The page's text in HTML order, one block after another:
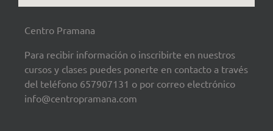
Centro Pramana
Para recibir información o inscribirte en nuestros
cursos y clases puedes ponerte en contacto a través
del teléfono 657907131 o por correo electrónico
info@centropramana.com